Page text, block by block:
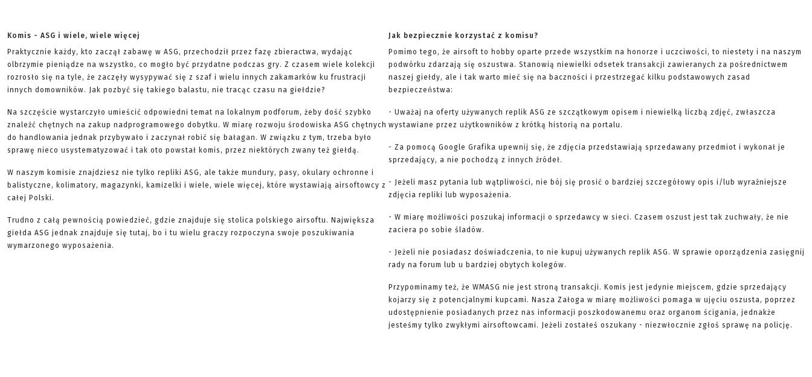
Komis - ASG i wiele, wiele więcej
Praktycznie każdy, kto zaczął zabawę w ASG, przechodził przez fazę zbieractwa, wydając
olbrzymie pieniądze na wszystko, co mogło być przydatne podczas gry. Z czasem wiele kolekcji
rozrosło się na tyle, że zaczęły wysypywać się z szaf i wielu innych zakamarków ku frustracji
innych domowników. Jak pozbyć się takiego balastu, nie tracąc czasu na giełdzie?
Na szczęście wystarczyło umieścić odpowiedni temat na lokalnym podforum, żeby dość szybko
znaleźć chętnych na zakup nadprogramowego dobytku. W miarę rozwoju środowiska ASG chętnych
do handlowania jednak przybywało i zaczynał robić się bałagan. W związku z tym, trzeba było
sprawę nieco usystematyzować i tak oto powstał komis, przez niektórych zwany też giełdą.
W naszym komisie znajdziesz nie tylko repliki ASG, ale także mundury, pasy, okulary ochronne i
balistyczne, kolimatory, magazynki, kamizelki i wiele, wiele więcej, które wystawiają airsoftowcy z
całej Polski.
Trudno z całą pewnością powiedzieć, gdzie znajduje się stolica polskiego airsoftu. Największa
giełda ASG jednak znajduje się tutaj, bo i tu wielu graczy rozpoczyna swoje poszukiwania
wymarzonego wyposażenia.
Jak bezpiecznie korzystać z komisu?
Pomimo tego, że airsoft to hobby oparte przede wszystkim na honorze i uczciwości, to niestety i na naszym
podwórku zdarzają się oszustwa. Stanowią niewielki odsetek transakcji zawieranych za pośrednictwem
naszej giełdy, ale i tak warto mieć się na baczności i przestrzegać kilku podstawowych zasad
bezpieczeństwa:
- Uważaj na oferty używanych replik ASG ze szczątkowym opisem i niewielką liczbą zdjęć, zwłaszcza
wystawiane przez użytkowników z krótką historią na portalu.
- Za pomocą Google Grafika upewnij się, że zdjęcia przedstawiają sprzedawany przedmiot i wykonał je
sprzedający, a nie pochodzą z innych źródeł.
- Jeżeli masz pytania lub wątpliwości, nie bój się prosić o bardziej szczegółowy opis i/lub wyraźniejsze
zdjęcia repliki lub wyposażenia.
- W miarę możliwości poszukaj informacji o sprzedawcy w sieci. Czasem oszust jest tak zuchwały, że nie
zaciera po sobie śladów.
- Jeżeli nie posiadasz doświadczenia, to nie kupuj używanych replik ASG. W sprawie oporządzenia zasięgnij
rady na forum lub u bardziej obytych kolegów.
Przypominamy też, że WMASG nie jest stroną transakcji. Komis jest jedynie miejscem, gdzie sprzedający
kojarzy się z potencjalnymi kupcami. Nasza Załoga w miarę możliwości pomaga w ujęciu oszusta, poprzez
udostępnienie posiadanych przez nas informacji poszkodowanemu oraz organom ścigania, jednakże
jesteśmy tylko zwykłymi airsoftowcami. Jeżeli zostałeś oszukany - niezwłocznie zgłoś sprawę na policję.